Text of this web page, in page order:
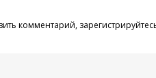
комментарий,